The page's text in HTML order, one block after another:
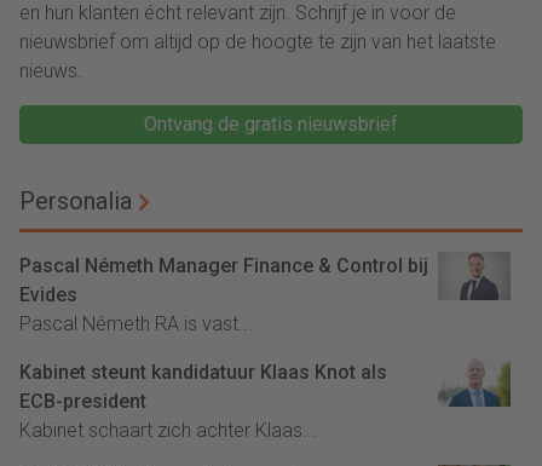
en hun klanten écht relevant zijn. Schrijf je in voor de
nieuwsbrief om altijd op de hoogte te zijn van het laatste
nieuws.
Ontvang de gratis nieuwsbrief
Personalia
Pascal Németh Manager Finance & Control bij
Evides
Pascal Németh RA is vast...
Kabinet steunt kandidatuur Klaas Knot als
ECB-president
Kabinet schaart zich achter Klaas...